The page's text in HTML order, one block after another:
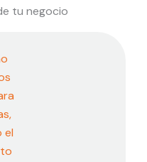
tu negocio